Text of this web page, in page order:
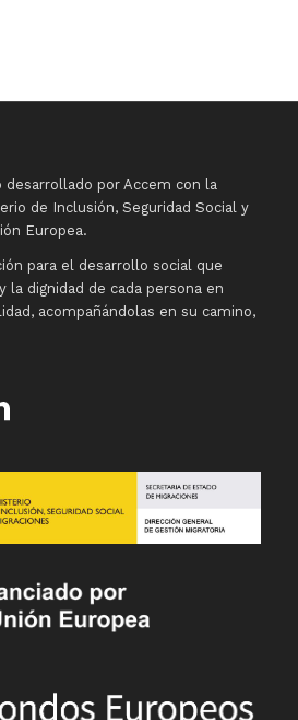
desarrollado por Accem con la
de Inclusión, Seguridad Social y
Europea.
para el desarrollo social que
la dignidad de cada persona en
acompañándolas en su camino,